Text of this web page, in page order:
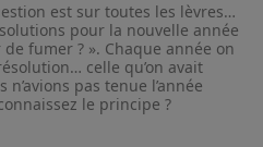
est sur toutes les lèvres…
pour la nouvelle année
fumer ? ». Chaque année on
celle qu’on avait
pas tenue l’année
le principe ?